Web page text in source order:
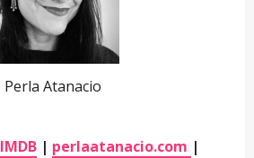
Perla Atanacio
IMDB | perlaatanacio.com |